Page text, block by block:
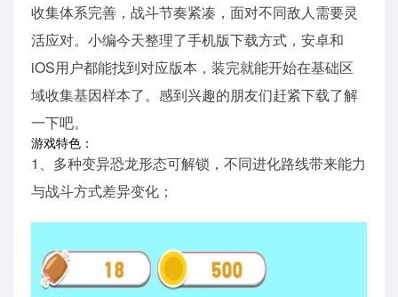
收集体系完善，战斗节奏紧凑，面对不同敌人需要灵
活应对。小编今天整理了手机版下载方式，安卓和
iOS用户都能找到对应版本，装完就能开始在基础区
域收集基因样本了。感到兴趣的朋友们赶紧下载了解
一下吧。
游戏特色：
1、多种变异恐龙形态可解锁，不同进化路线带来能力
与战斗方式差异变化；